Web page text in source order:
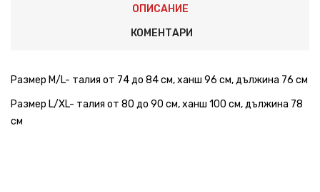
ОПИСАНИЕ
КОМЕНТАРИ
Размер M/L- талия от 74 до 84 см, ханш 96 см, дължина 76 см
Размер L/XL- талия от 80 до 90 см, ханш 100 см, дължина 78
см